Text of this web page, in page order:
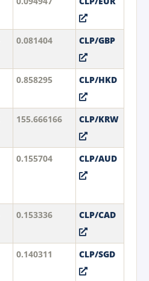
0.081404 CLP/GBP
0.858295 CLP/HKD
155.666166 CLP/KRW
0.155704 CLP/AUD
0.153336 CLP/CAD
0.140311 CLP/SGD